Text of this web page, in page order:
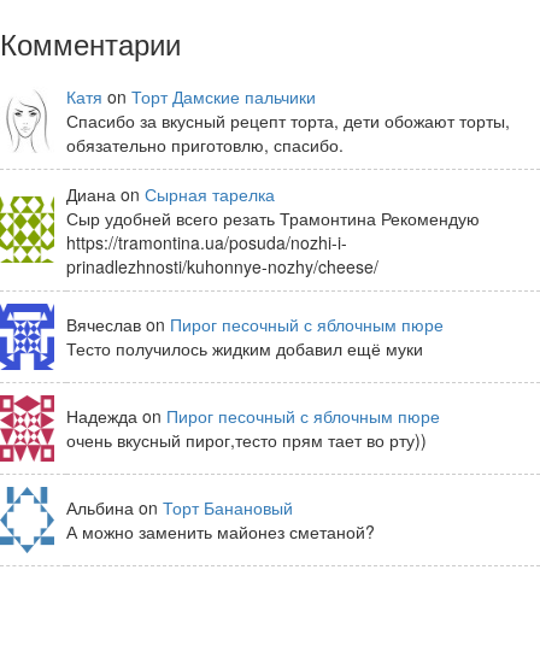
Комментарии
Катя on Торт Дамские пальчики
Спасибо за вкусный рецепт торта, дети обожают торты,
обязательно приготовлю, спасибо.
Диана on Сырная тарелка
Сыр удобней всего резать Трамонтина Рекомендую
https://tramontina.ua/posuda/nozhi-i-
prinadlezhnosti/kuhonnye-nozhy/cheese/
Вячеслав on Пирог песочный с яблочным пюре
Тесто получилось жидким добавил ещё муки
Надежда on Пирог песочный с яблочным пюре
очень вкусный пирог,тесто прям тает во рту))
Альбина on Торт Банановый
А можно заменить майонез сметаной?